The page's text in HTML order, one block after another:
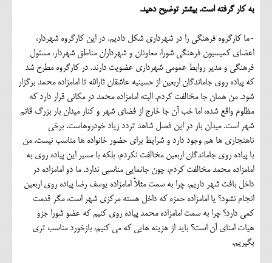
به کار گرفته است. بیشتر توضیح دهید.
-ما کارگروه فرهنگی را در شهرداری شکل دادیم. در این کارگروه شهردار،
اعضای کمیسیون فرهنگی شورا، معاونان و شهرداران مناطق شهردار، مسئول
فرهنگی و مدیر روابط عمومی شهرداری عضویت دارند. در کارگروه مطرح شد
که پیاده روی جاماندگان اربعین از حسینیه عاشقان ثارالله تا امامزاده محمد برگزار
شود. من همان جا مخالفت کردم. البته امامزاده محمد در مکانی قرار دارد که
مظلوم واقع شده، اما خب آن جا خارج از فضای شهر و کنار میدان بار بزرگ قائم
شهر است. میدان بار در این فصل شاهد تردد زیاد خودروهاست. برخی
ناهنجاری ها هم وجود دارد و شرایط برای حضور خانواده ها مناسب نیست. من
با پیاده روی جاماندگان اربعین مخالفت نکردم، بلکه با مسیر این پیاده روی به
امامزاده محمد مخالفت کردم، چون جانمایی مناسبی ندارد. ما دو امامزاده در
داخل بافت شهر داریم، چرا به سمت مثلاً امامزاده یوسف رضا پیاده روی اربعین
انجام نشود؟ یا امامزاده حمزه که داخل هسته مرکزی شهر است، مگر قدمت
کمی دارد؟ چرا به سمت امامزاده محمد پیاده روی کنیم که عضو شورا جزو
هیات امنای آن است؟ باید از هزینه هایی که می کنیم، بازخورد مناسب تری
بگیریم.